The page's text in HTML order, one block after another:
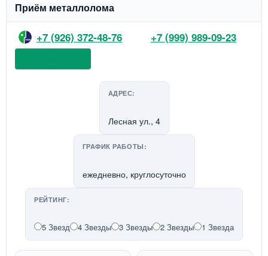
Приём металлолома
+7 (926) 372-48-76 +7 (999) 989-09-23
АДРЕС:
Лесная ул., 4
ГРАФИК РАБОТЫ:
ежедневно, круглосуточно
РЕЙТИНГ:
5 Звезд 4 Звезды 3 Звезды 2 Звезды 1 Звезда